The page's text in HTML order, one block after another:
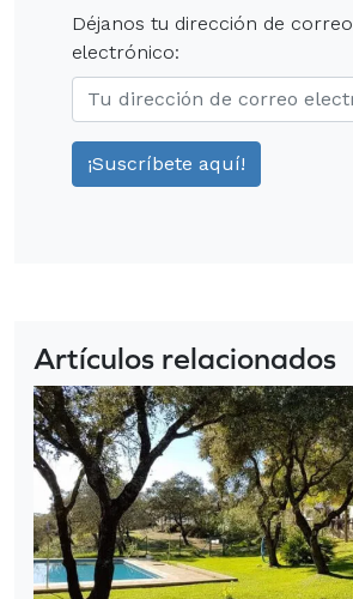
Déjanos tu dirección de correo
electrónico:
Artículos relacionados